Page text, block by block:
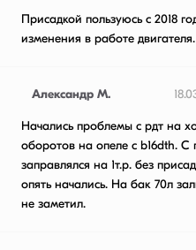
Присадкой пользуюсь с 2018
изменения в работе
Александр М.
Начались проблемы с рдт на
оборотов на опеле с b16dth. С
заправлялся на 1т.р. без
опять начались. На бак 70л
не заметил.